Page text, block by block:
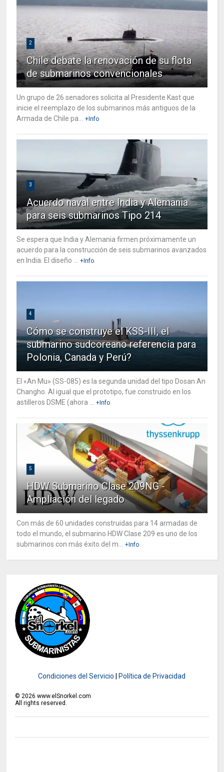
2
Chile debate la renovación de su flota
de submarinos convencionales
Un grupo de 26 senadores solicita al Presidente Kast que
inicie el reemplazo de los submarinos más antiguos de la
Armada de Chile pa... +Info
3
Acuerdo naval entre India y Alemania
para seis submarinos Tipo 214
Se espera que India y Alemania firmen próximamente un
acuerdo para la construcción de seis submarinos avanzados
en India. El diseño ... +Info
4
Cómo se construye el KSS-III, el
submarino sudcoreano referencia para
Polonia, Canada y Perú?
El «An Mu» (SS-085) es la segunda unidad del tipo Dosan An
Changho. Al igual que el prototipo, fue construido en los
astilleros DSME (ahora ... +Info
5
HDW Submarino Clase 209NG -
Ampliación del legado
Con más de 60 unidades construidas para 14 armadas de
todo el mundo, el submarino HDW Clase 209 es uno de los
submarinos con más éxito del m... +Info
Condiciones del Servicio Política de Privacidad
©2026 www.elSnorkel.com
All rights reserved.